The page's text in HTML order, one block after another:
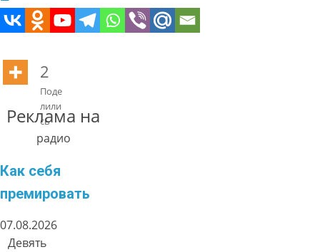
2
Поде
лили
сь
Реклама на
радио
Как себя
премировать
07.08.2026
Девять